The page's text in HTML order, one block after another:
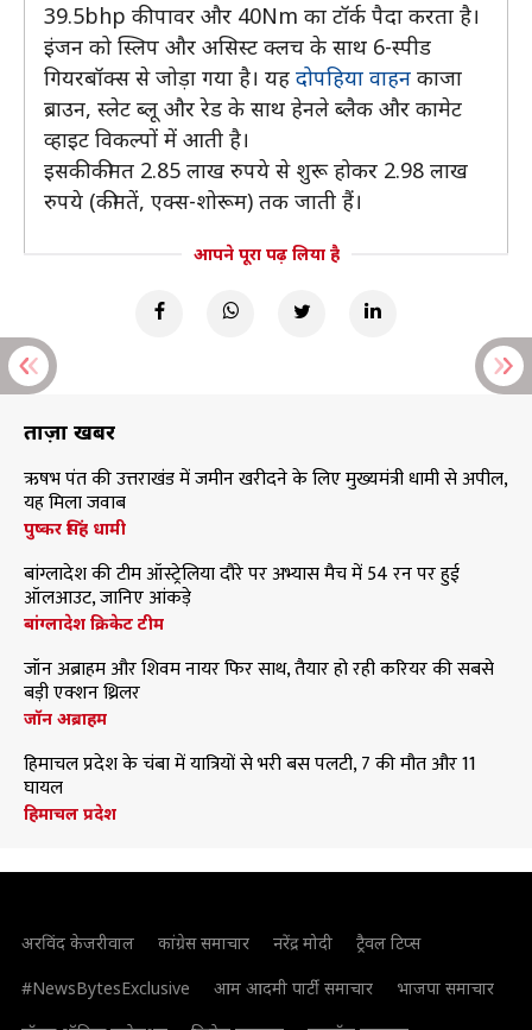
39.5bhp की पावर और 40Nm का टॉर्क पैदा करता है।
इंजन को स्लिप और असिस्ट क्लच के साथ 6-स्पीड
गियरबॉक्स से जोड़ा गया है। यह दोपहिया वाहन काजा
ब्राउन, स्लेट ब्लू और रेड के साथ हेनले ब्लैक और कामेट
व्हाइट विकल्पों में आती है।
इसकी कीमत 2.85 लाख रुपये से शुरू होकर 2.98 लाख
रुपये (कीमतें, एक्स-शोरूम) तक जाती हैं।
आपने पूरा पढ़ लिया है
ताज़ा खबरें
ऋषभ पंत की उत्तराखंड में जमीन खरीदने के लिए मुख्यमंत्री धामी से अपील,
यह मिला जवाब
पुष्कर सिंह धामी
बांग्लादेश की टीम ऑस्ट्रेलिया दौरे पर अभ्यास मैच में 54 रन पर हुई
ऑलआउट, जानिए आंकड़े
बांग्लादेश क्रिकेट टीम
जॉन अब्राहम और शिवम नायर फिर साथ, तैयार हो रही करियर की सबसे
बड़ी एक्शन थ्रिलर
जॉन अब्राहम
हिमाचल प्रदेश के चंबा में यात्रियों से भरी बस पलटी, 7 की मौत और 11
घायल
हिमाचल प्रदेश
अरविंद केजरीवाल कांग्रेस समाचार नरेंद्र मोदी
ट्रैवल टिप्स
#NewsBytesExclusive
आम आदमी पार्टी समाचार
भाजपा समाचार